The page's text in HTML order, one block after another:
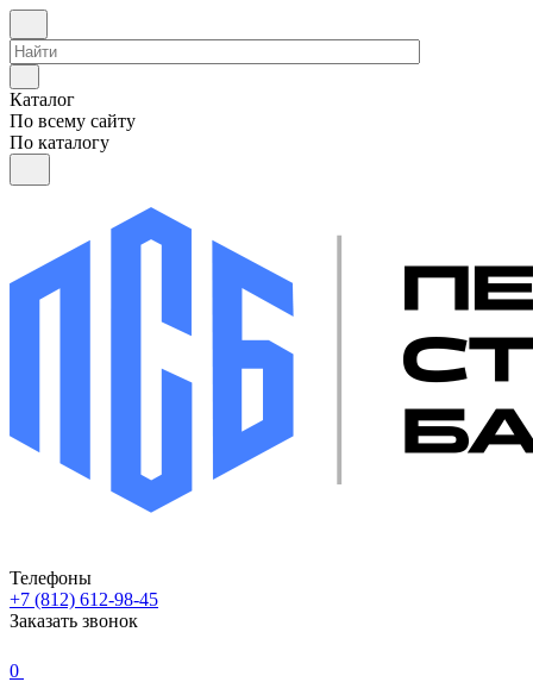
Каталог
По всему сайту
По каталогу
Телефоны
+7 (812) 612-98-45
Заказать звонок
0